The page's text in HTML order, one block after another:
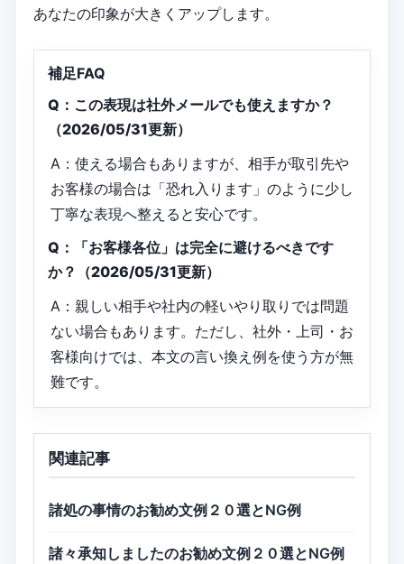
あなたの印象が大きくアップします。
補足FAQ
Q：この表現は社外メールでも使えますか？
（2026/05/31更新）
A：使える場合もありますが、相手が取引先や
お客様の場合は「恐れ入ります」のように少し
丁寧な表現へ整えると安心です。
Q：「お客様各位」は完全に避けるべきです
か？（2026/05/31更新）
A：親しい相手や社内の軽いやり取りでは問題
ない場合もあります。ただし、社外・上司・お
客様向けでは、本文の言い換え例を使う方が無
難です。
関連記事
諸処の事情のお勧め文例２０選とNG例
諸々承知しましたのお勧め文例２０選とNG例